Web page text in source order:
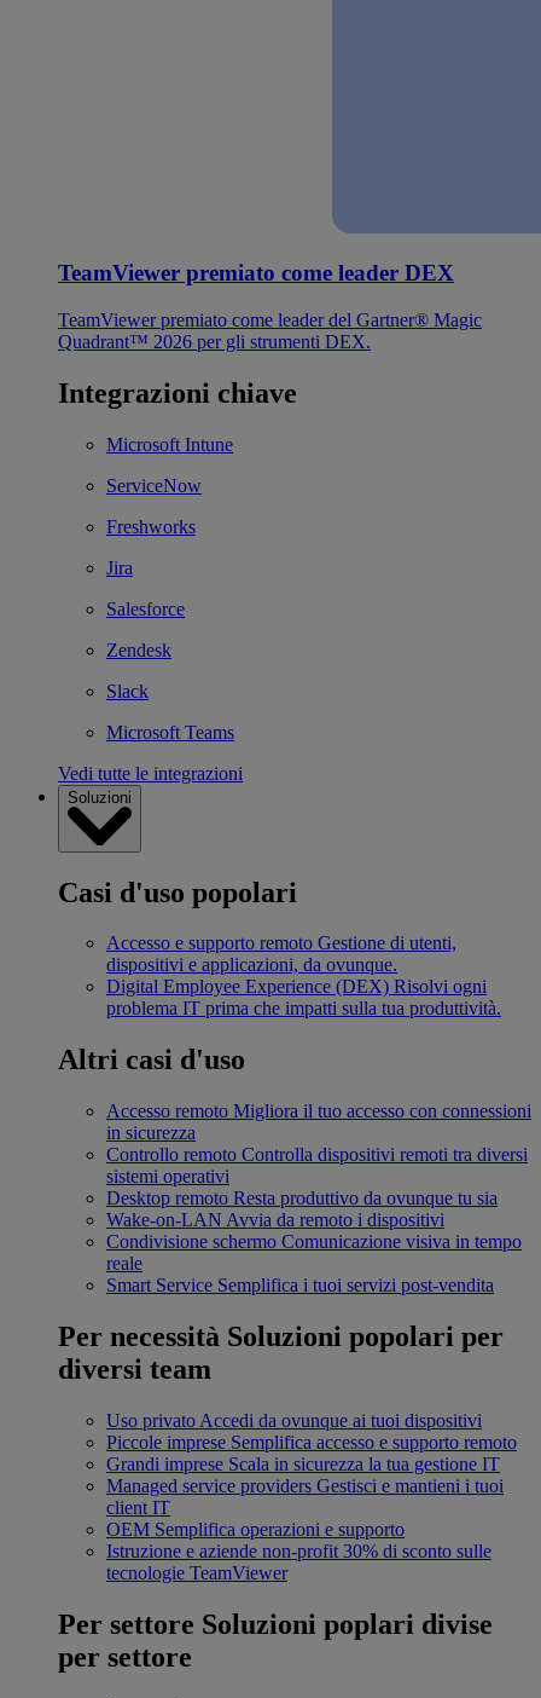
TeamViewer premiato come leader DEX
TeamViewer premiato come leader del Gartner® Magic
Quadrant™ 2026 per gli strumenti DEX.
Integrazioni chiave
Microsoft Intune
ServiceNow
Freshworks
Jira
Salesforce
Zendesk
Slack
Microsoft Teams
Vedi tutte le integrazioni
Soluzioni
Casi d'uso popolari
Accesso e supporto remoto Gestione di utenti,
dispositivi e applicazioni, da ovunque.
Digital Employee Experience (DEX) Risolvi ogni
problema IT prima che impatti sulla tua produttività.
Altri casi d'uso
Accesso remoto Migliora il tuo accesso con connessioni
in sicurezza
Controllo remoto Controlla dispositivi remoti tra diversi
sistemi operativi
Desktop remoto Resta produttivo da ovunque tu sia
Wake-on-LAN Avvia da remoto i dispositivi
Condivisione schermo Comunicazione visiva in tempo
reale
Smart Service Semplifica i tuoi servizi post-vendita
Per necessità Soluzioni popolari per
diversi team
Uso privato Accedi da ovunque ai tuoi dispositivi
Piccole imprese Semplifica accesso e supporto remoto
Grandi imprese Scala in sicurezza la tua gestione IT
Managed service providers Gestisci e mantieni i tuoi
client IT
OEM Semplifica operazioni e supporto
Istruzione e aziende non-profit 30% di sconto sulle
tecnologie TeamViewer
Per settore Soluzioni poplari divise
per settore